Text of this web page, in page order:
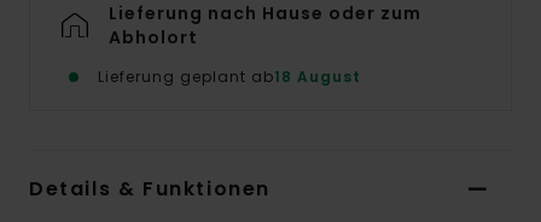
Lieferung nach Hause oder zum
Abholort
Lieferung geplant ab18 August
Details & Funktionen